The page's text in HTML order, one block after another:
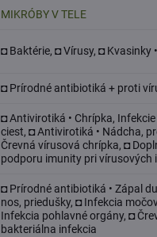
MIKRÓBY V TELE
◘ Baktérie, ◘ Vírusy, ◘ Kvasinky
◘ Prírodné antibiotiká + proti
◘ Antivirotiká • Chrípka,
ciest, ◘ Antivirotiká • Nádcha,
Črevná vírusová chrípka, ◘
podporu imunity pri vírusových
◘ Prírodné antibiotiká • Zápal
nos, priedušky, ◘ Infekcia
Infekcia pohlavné orgány, ◘
bakteriálna infekcia